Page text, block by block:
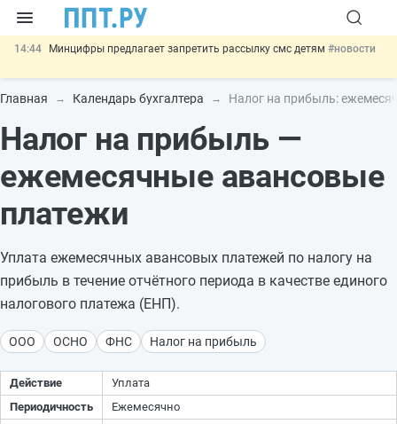
14:44 Минцифры предлагает запретить рассылку смс детям #новости
14:02 Основания для выдворения иностранцев из России стало
больше
#новости
для обучения ИИ
12:42
Губернаторам дадут право вводить разрешительный учёт
11:31
Важно
Разработают единые критерии трудовых и ГПХ-
Главная Календарь бухгалтера Налог на прибыль:
Налог на прибыль —
ежемесячные авансовые
платежи
Уплата ежемесячных авансовых платежей по налогу на
прибыль в течение отчётного периода в качестве единого
налогового платежа (ЕНП).
ООО ОСНО ФНС Налог на прибыль
Действие
Уплата
Периодичность
Ежемесячно